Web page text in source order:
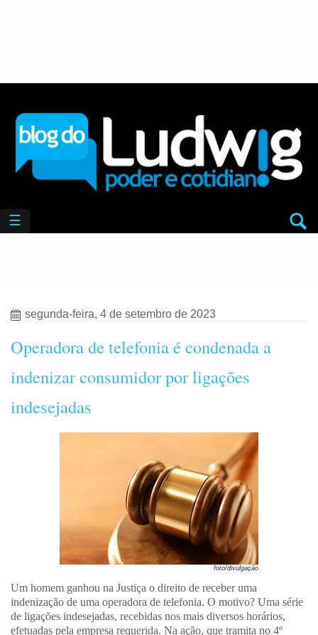
☰
segunda-feira, 4 de setembro de 2023
Operadora de telefonia é condenada a
indenizar consumidor por ligações
indesejadas
foto/divulgação
Um homem ganhou na Justiça o direito de receber uma
indenização de uma operadora de telefonia. O motivo? Uma série
de ligações indesejadas, recebidas nos mais diversos horários,
efetuadas pela empresa requerida. Na ação, que tramita no 4º